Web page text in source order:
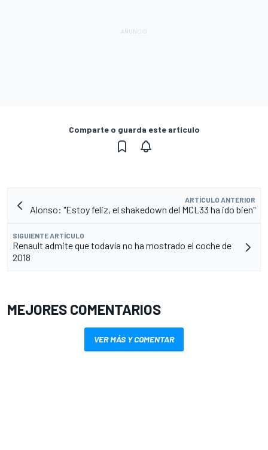
Comparte o guarda este artículo
ARTÍCULO ANTERIOR
Alonso: "Estoy feliz, el shakedown del MCL33 ha ido bien"
SIGUIENTE ARTÍCULO
Renault admite que todavía no ha mostrado el coche de
2018
MEJORES COMENTARIOS
VER MÁS Y COMENTAR